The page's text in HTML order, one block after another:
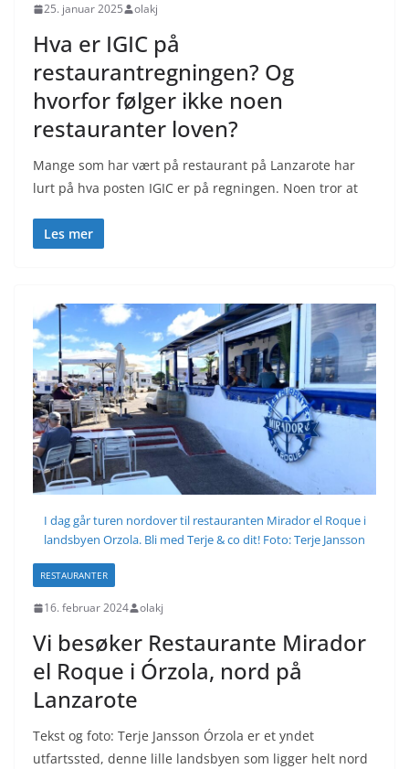
25. januar 2025 olakj
Hva er IGIC på
restaurantregningen? Og
hvorfor følger ikke noen
restauranter loven?
Mange som har vært på restaurant på Lanzarote har
lurt på hva posten IGIC er på regningen. Noen tror at
Les mer
I dag går turen nordover til restauranten Mirador el Roque i
landsbyen Orzola. Bli med Terje & co dit! Foto: Terje Jansson
RESTAURANTER
16. februar 2024 olakj
Vi besøker Restaurante Mirador
el Roque i Órzola, nord på
Lanzarote
Tekst og foto: Terje Jansson Órzola er et yndet
utfartssted, denne lille landsbyen som ligger helt nord